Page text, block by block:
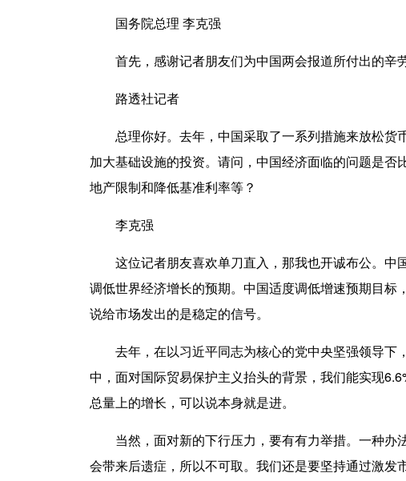
国务院总理 李克强
首先，感谢记者朋友们为中国两会报道所付出的辛劳
路透社记者
总理你好。去年，中国采取了一系列措施来放松货
加大基础设施的投资。请问，中国经济面临的问题是
地产限制和降低基准利率等？
李克强
这位记者朋友喜欢单刀直入，那我也开诚布公。中
调低世界经济增长的预期。中国适度调低增速预期目
说给市场发出的是稳定的信号。
去年，在以习近平同志为核心的党中央坚强领导下
中，面对国际贸易保护主义抬头的背景，我们能实现
总量上的增长，可以说本身就是进。
当然，面对新的下行压力，要有有力举措。一种办
会带来后遗症，所以不可取。我们还是要坚持通过激